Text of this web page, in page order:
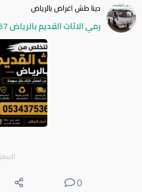
دينا طش اغراض بالرياض
رمي الاثاث القديم بالرياض 0534375367
السعر
0